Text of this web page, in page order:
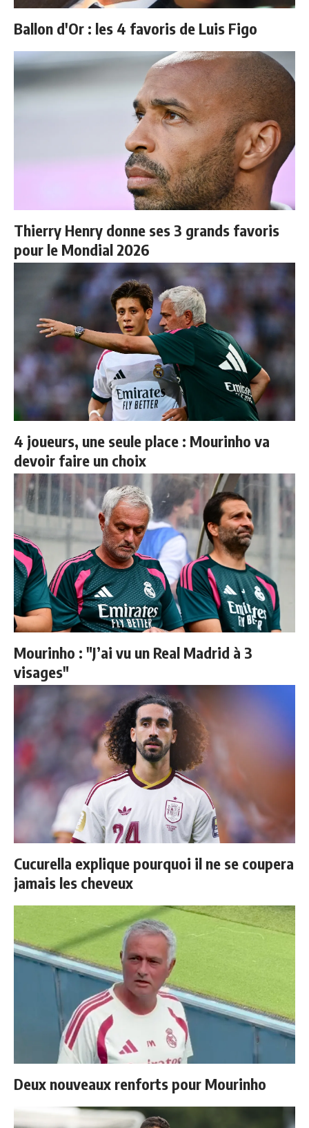
Ballon d'Or : les 4 favoris de Luis Figo
Thierry Henry donne ses 3 grands favoris
pour le Mondial 2026
4 joueurs, une seule place : Mourinho va
devoir faire un choix
Mourinho : "J’ai vu un Real Madrid à 3
visages"
Cucurella explique pourquoi il ne se coupera
jamais les cheveux
Deux nouveaux renforts pour Mourinho